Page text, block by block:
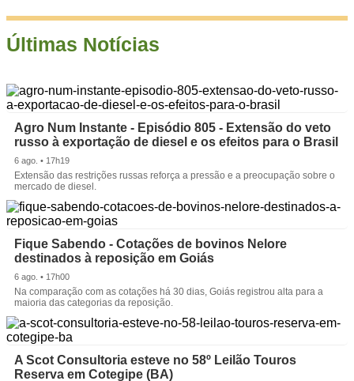
Últimas Notícias
Agro Num Instante - Episódio 805 - Extensão do veto
russo à exportação de diesel e os efeitos para o Brasil
6 ago. • 17h19
Extensão das restrições russas reforça a pressão e a preocupação sobre o
mercado de diesel.
Fique Sabendo - Cotações de bovinos Nelore
destinados à reposição em Goiás
6 ago. • 17h00
Na comparação com as cotações há 30 dias, Goiás registrou alta para a
maioria das categorias da reposição.
A Scot Consultoria esteve no 58º Leilão Touros
Reserva em Cotegipe (BA)